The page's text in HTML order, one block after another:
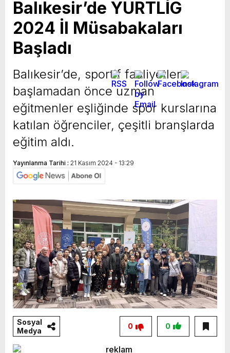
Balıkesir’de YURTLİG
2024 İl Müsabakaları
Başladı
Balıkesir’de, sportif faaliyetler
başlamadan önce uzman
eğitmenler eşliğinde spor kurslarına
katılan öğrenciler, çeşitli branşlarda
eğitim aldı.
Yayınlanma Tarihi : 21 Kasım 2024 - 13:29
Sosyal
Medya
0
0